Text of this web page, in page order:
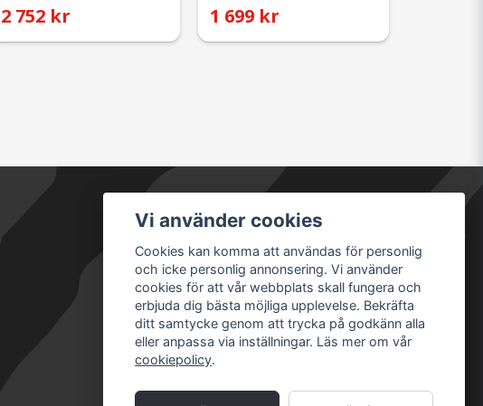
2 752 kr 1 699 kr
Säkra betalningar
Vi använder cookies
Cookies kan komma att användas för personlig
och icke personlig annonsering. Vi använder
cookies för att vår webbplats skall fungera och
erbjuda dig bästa möjliga upplevelse. Bekräfta
ditt samtycke genom att trycka på godkänn alla
eller anpassa via inställningar. Läs mer om vår
cookiepolicy.